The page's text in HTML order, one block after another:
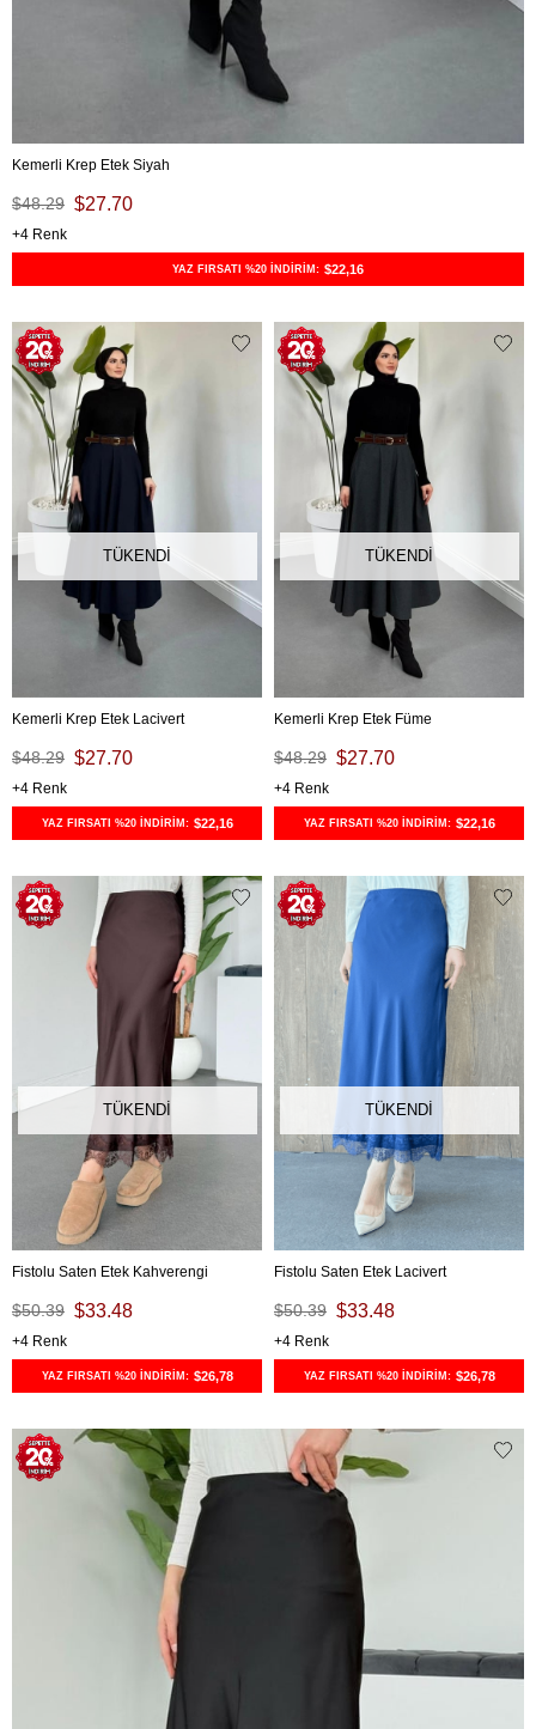
Kemerli Krep Etek Siyah
$27.70
$48.29
4
YAZ FIRSATI %20 İNDİRİM: $22,16
TÜKENDI
Kemerli Krep Etek Lacivert
$27.70
$48.29
4
YAZ FIRSATI %20 İNDİRİM: $22,16
TÜKENDI
Kemerli Krep Etek Füme
$27.70
$48.29
4
YAZ FIRSATI %20 İNDİRİM: $22,16
TÜKENDI
Fistolu Saten Etek Kahverengi
$33.48
$50.39
4
YAZ FIRSATI %20 İNDİRİM: $26,78
TÜKENDI
Fistolu Saten Etek Lacivert
$33.48
$50.39
4
YAZ FIRSATI %20 İNDİRİM: $26,78